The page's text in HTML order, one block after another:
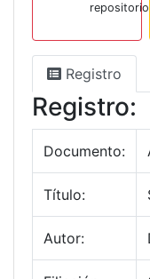
repositorio
Registro
Registro:
Documento:
Título:
Autor: